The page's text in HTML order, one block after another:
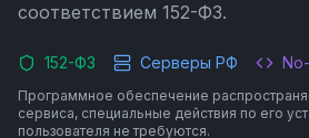
соответствием 152-ФЗ.
152-ФЗ Серверы РФ
Программное обеспечение
сервиса, специальные действия по его
пользователя не требуются.